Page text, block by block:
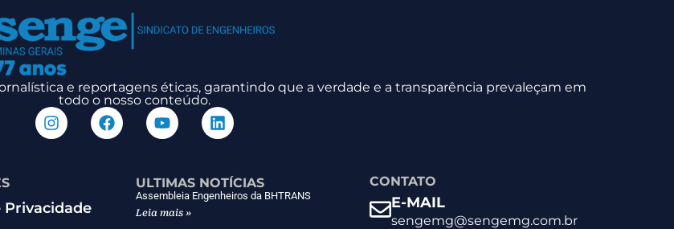
e reportagens éticas, garantindo que a verdade e a transparência prevaleçam em
todo o nosso conteúdo.
Privacidade
ULTIMAS NOTÍCIAS
Assembleia Engenheiros da BHTRANS
Leia mais »
CONTATO
E-MAIL
sengemg@sengemg.com.br